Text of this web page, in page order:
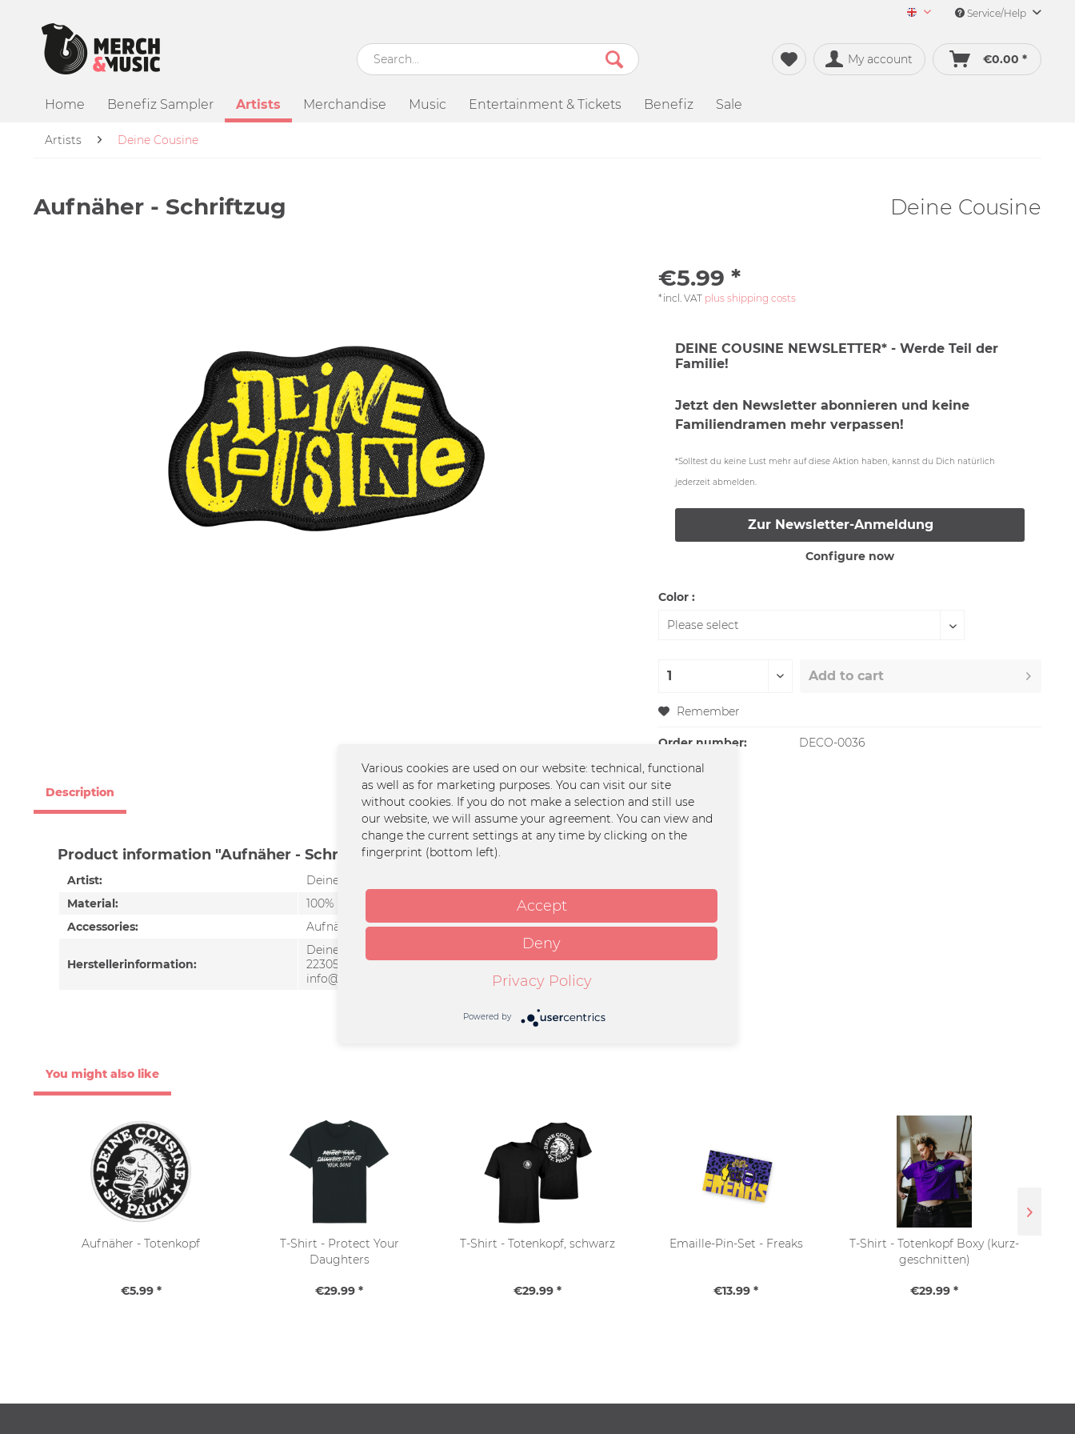
Merch&Music English
Service/Help
My account €0.00 *
Home Benefiz Sampler Artists Merchandise Music Entertainment & Tickets Benefiz Sale
Artists Deine Cousine
Aufnäher - Schriftzug Deine Cousine
€5.99 *
*incl. VAT plus shipping costs
DEINE COUSINE NEWSLETTER* - Werde Teil der
Familie!
Jetzt den Newsletter abonnieren und keine
Familiendramen mehr verpassen!
*Solltest du keine Lust mehr auf diese Aktion haben, kannst du Dich natürlich
jederzeit abmelden.
Zur Newsletter-Anmeldung
Configure now
Color :
Add to cart
Remember
Order number: DECO-0036
Description
Product information "Aufnäher - Schriftzug"
Artist:
Deine Cousine
Material:
100% Polyester
Accessories:
Aufnäher
Herstellerinformation:
Deine Cousine | Steilshooper Straße 41 |
22305 Hamburg |
info@deinecousine.de
You might also like
Aufnäher - Totenkopf
€5.99 *
T-Shirt - Protect Your
Daughters
€29.99 *
T-Shirt - Totenkopf, schwarz
€29.99 *
Emaille-Pin-Set - Freaks
€13.99 *
T-Shirt - Totenkopf Boxy (kurz-
geschnitten)
€29.99 *
Various cookies are used on our website: technical, functional
as well as for marketing purposes. You can visit our site
without cookies. If you do not make a selection and still use
our website, we will assume your agreement. You can view and
change the current settings at any time by clicking on the
fingerprint (bottom left).
Accept
Deny
Privacy Policy
Powered by